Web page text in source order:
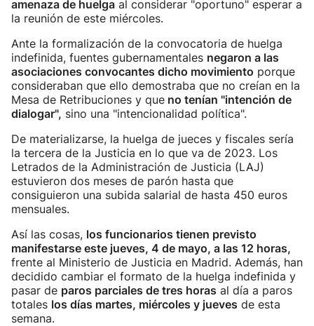
amenaza de huelga al considerar "oportuno" esperar a
la reunión de este miércoles.
Ante la formalización de la convocatoria de huelga
indefinida, fuentes gubernamentales negaron a las
asociaciones convocantes dicho movimiento porque
consideraban que ello demostraba que no creían en la
Mesa de Retribuciones y que no tenían "intención de
dialogar", sino una "intencionalidad política".
De materializarse, la huelga de jueces y fiscales sería
la tercera de la Justicia en lo que va de 2023. Los
Letrados de la Administración de Justicia (LAJ)
estuvieron dos meses de parón hasta que
consiguieron una subida salarial de hasta 450 euros
mensuales.
Así las cosas, los funcionarios tienen previsto
manifestarse este jueves, 4 de mayo, a las 12 horas,
frente al Ministerio de Justicia en Madrid. Además, han
decidido cambiar el formato de la huelga indefinida y
pasar de paros parciales de tres horas al día a paros
totales los días martes, miércoles y jueves de esta
semana.